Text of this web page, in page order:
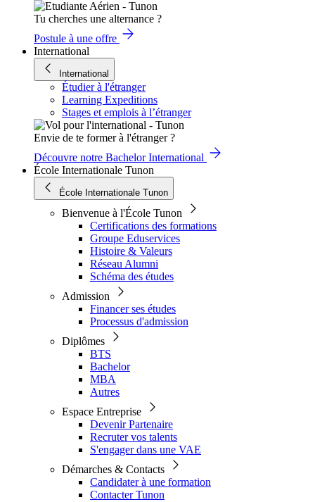
Tu cherches une alternance ?
Postule à une offre
International
International
Étudier à l'étranger
Learning Expeditions
Stages et emplois à l’étranger
Envie de te former à l'étranger ?
Découvre notre Bachelor International
École Internationale Tunon
École Internationale Tunon
Bienvenue à l'École Tunon
Certifications des formations
Groupe Eduservices
Histoire & Valeurs
Réseau Alumni
Schéma des études
Admission
Financer ses études
Processus d'admission
Diplômes
BTS
Bachelor
MBA
Autres
Espace Entreprise
Devenir Partenaire
Recruter vos talents
S'engager dans une VAE
Démarches & Contacts
Candidater à une formation
Contacter Tunon